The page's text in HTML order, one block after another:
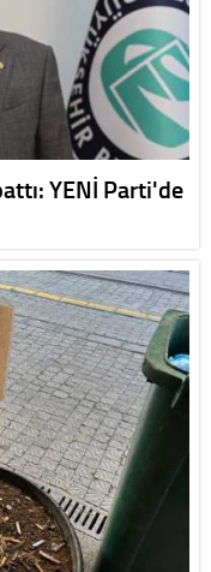
YENİ Parti'de